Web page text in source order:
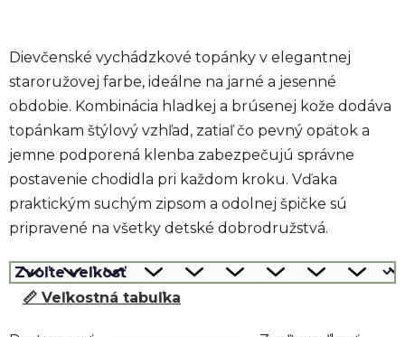
Dievčenské vychádzkové topánky v elegantnej
staroružovej farbe, ideálne na jarné a jesenné
obdobie. Kombinácia hladkej a brúsenej kože dodáva
topánkam štýlový vzhľad, zatiaľ čo pevný opätok a
jemne podporená klenba zabezpečujú správne
postavenie chodidla pri každom kroku. Vďaka
praktickým suchým zipsom a odolnej špičke sú
pripravené na všetky detské dobrodružstvá.
📏 Veľkostná tabuľka